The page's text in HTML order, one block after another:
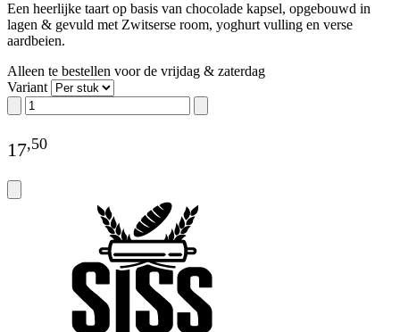
Een heerlijke taart op basis van chocolade kapsel, opgebouwd in
lagen & gevuld met Zwitserse room, yoghurt vulling en verse
aardbeien.
Alleen te bestellen voor de vrijdag & zaterdag
Variant
17,50